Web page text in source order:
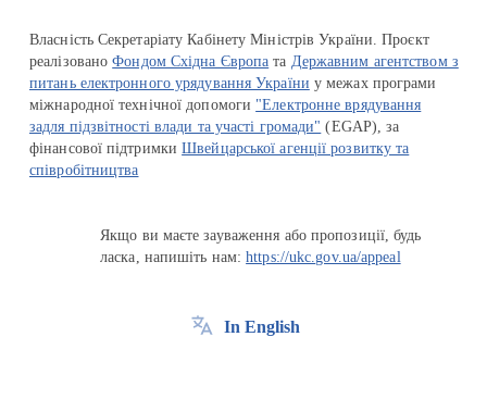
Власність Секретаріату Кабінету Міністрів України. Проєкт
реалізованоФондом Східна Європа та Державним агентством з
питань електронного урядування України у межах програми
міжнародної технічної допомоги "Електронне врядування
задля підзвітності влади та участі громади" (EGAP), за
фінансової підтримкиШвейцарської агенції розвитку та
співробітництва
Якщо ви маєте зауваження або пропозиції, будь
ласка, напишіть нам:https://ukc.gov.ua/appeal
In English